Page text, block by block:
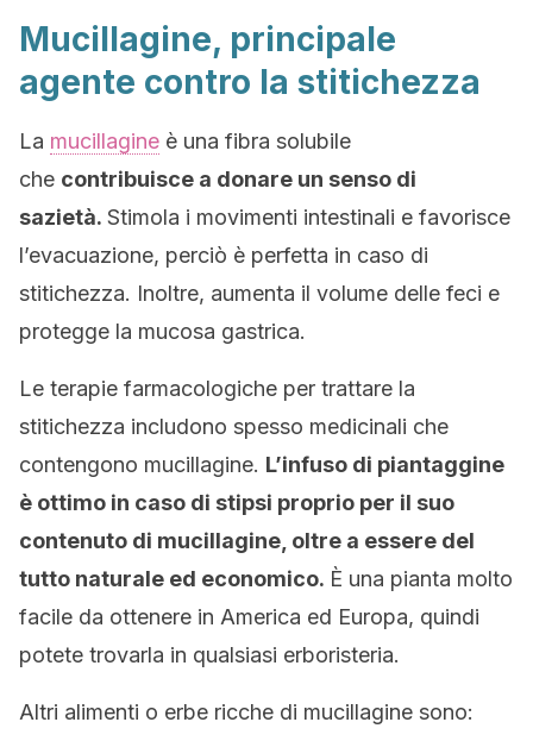
Mucillagine, principale
agente contro la stitichezza
La mucillagine è una fibra solubile
che contribuisce a donare un senso di
sazietà. Stimola i movimenti intestinali e favorisce
l’evacuazione, perciò è perfetta in caso di
stitichezza. Inoltre, aumenta il volume delle feci e
protegge la mucosa gastrica.
Le terapie farmacologiche per trattare la
stitichezza includono spesso medicinali che
contengono mucillagine. L’infuso di piantaggine
è ottimo in caso di stipsi proprio per il suo
contenuto di mucillagine, oltre a essere del
tutto naturale ed economico. È una pianta molto
facile da ottenere in America ed Europa, quindi
potete trovarla in qualsiasi erboristeria.
Altri alimenti o erbe ricche di mucillagine sono: